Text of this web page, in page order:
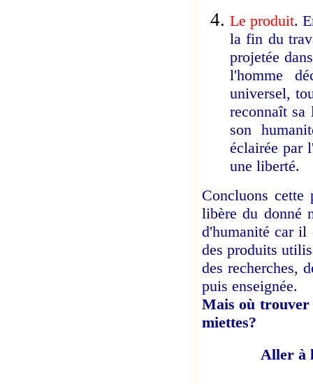
Le produit.
la fin du
projetée
l'homme
universel,
reconnaît sa
son
éclairée par
une liberté.
Concluons
libère du donné
d'humanité car il
des produits
des recherches,
puis enseignée.
Mais où trouver
miettes?
Aller à